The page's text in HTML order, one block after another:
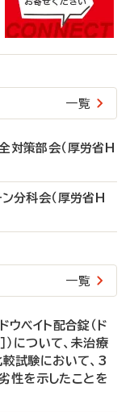
一覧
対策部会（厚労省H
分科会（厚労省H
一覧
ウベイト配合錠（ド
について、未治療
試験において、3
を示したことを